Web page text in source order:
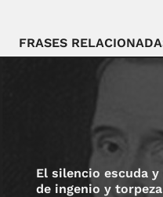
FRASES
El silencio escuda
de ingenio y